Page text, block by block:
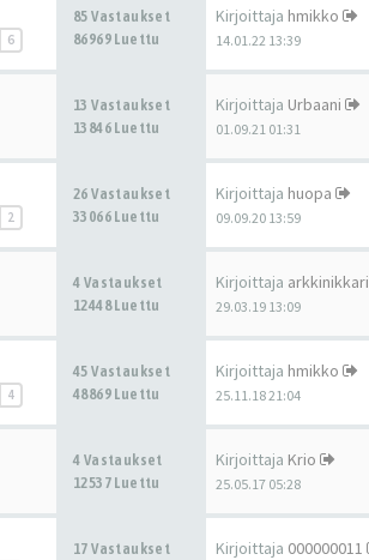
6
85 Vastaukset
86969 Luettu
Kirjoittaja hmikko
14.01.22 13:39
13 Vastaukset
13846 Luettu
Kirjoittaja Urbaani
01.09.21 01:31
2
26 Vastaukset
33066 Luettu
Kirjoittaja huopa
09.09.20 13:59
4 Vastaukset
12448 Luettu
Kirjoittaja arkkinikkari
29.03.19 13:09
4
45 Vastaukset
48869 Luettu
Kirjoittaja hmikko
25.11.18 21:04
4 Vastaukset
12537 Luettu
Kirjoittaja Krio
25.05.17 05:28
17 Vastaukset
Kirjoittaja 000000011